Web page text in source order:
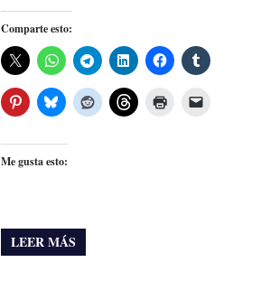
Comparte esto:
Me gusta esto:
LEER MÁS